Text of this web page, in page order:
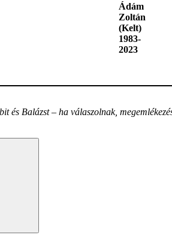
Ádám
Zoltán
(Kelt)
1983-
2023
és Balázst – ha válaszolnak,